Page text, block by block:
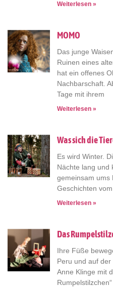
Weiterlesen »
MOMO
Das junge
Ruinen eines
hat ein offenes
Nachbarschaft.
Tage mit ihrem
Weiterlesen »
Was sich die
Es wird Winter.
Nächte lang und
gemeinsam ums
Geschichten
Weiterlesen »
Das
Ihre Füße
Peru und auf
Anne Klinge mit